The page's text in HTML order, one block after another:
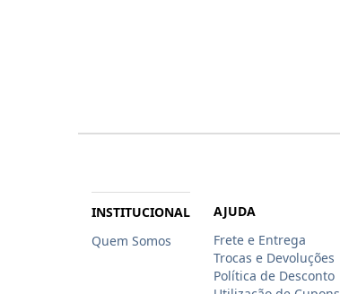
INSTITUCIONAL
Quem Somos
AJUDA
Frete e Entrega
Trocas e Devoluções
Política de Desconto